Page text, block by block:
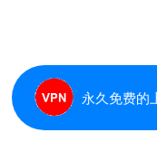
永久免费的